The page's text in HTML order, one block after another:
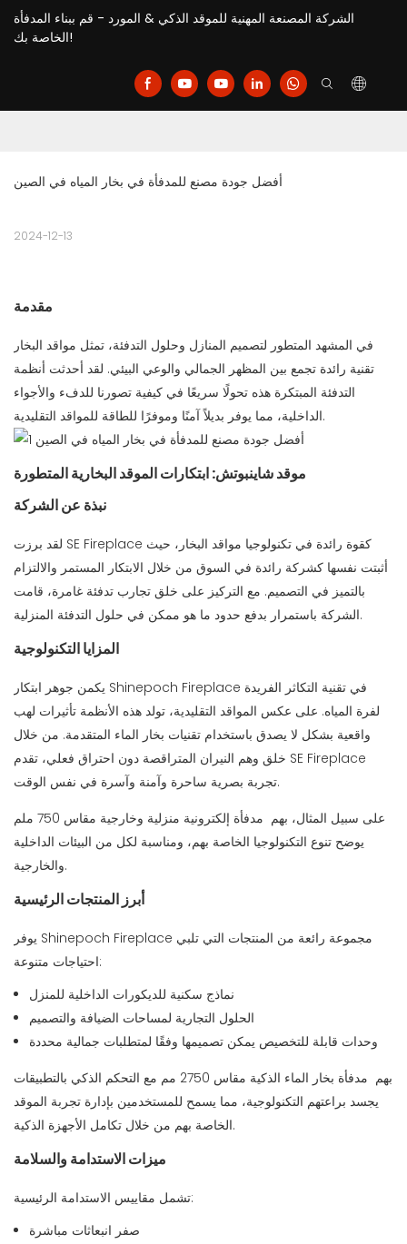
الشركة المصنعة المهنية للموقد الذكي & المورد - قم ببناء المدفأة
الخاصة بك!
أفضل جودة مصنع للمدفأة في بخار المياه في الصين
2024-12-13
مقدمة
في المشهد المتطور لتصميم المنازل وحلول التدفئة، تمثل مواقد البخار
تقنية رائدة تجمع بين المظهر الجمالي والوعي البيئي. لقد أحدثت أنظمة
التدفئة المبتكرة هذه تحولًا سريعًا في كيفية تصورنا للدفء والأجواء
الداخلية، مما يوفر بديلاً آمنًا وموفرًا للطاقة للمواقد التقليدية.
موقد شاينبوتش: ابتكارات الموقد البخارية المتطورة
نبذة عن الشركة
لقد برزت SE Fireplace كقوة رائدة في تكنولوجيا مواقد البخار، حيث
أثبتت نفسها كشركة رائدة في السوق من خلال الابتكار المستمر والالتزام
بالتميز في التصميم. مع التركيز على خلق تجارب تدفئة غامرة، قامت
الشركة باستمرار بدفع حدود ما هو ممكن في حلول التدفئة المنزلية.
المزايا التكنولوجية
يكمن جوهر ابتكار Shinepoch Fireplace في تقنية التكاثر الفريدة
لفرة المياه. على عكس المواقد التقليدية، تولد هذه الأنظمة تأثيرات لهب
واقعية بشكل لا يصدق باستخدام تقنيات بخار الماء المتقدمة. من خلال
خلق وهم النيران المتراقصة دون احتراق فعلي، تقدم SE Fireplace
تجربة بصرية ساحرة وآمنة وآسرة في نفس الوقت.
على سبيل المثال، بهم مدفأة إلكترونية منزلية وخارجية مقاس 750 ملم
يوضح تنوع التكنولوجيا الخاصة بهم، ومناسبة لكل من البيئات الداخلية
والخارجية.
أبرز المنتجات الرئيسية
يوفر Shinepoch Fireplace مجموعة رائعة من المنتجات التي تلبي
احتياجات متنوعة:
نماذج سكنية للديكورات الداخلية للمنزل
الحلول التجارية لمساحات الضيافة والتصميم
وحدات قابلة للتخصيص يمكن تصميمها وفقًا لمتطلبات جمالية محددة
بهم مدفأة بخار الماء الذكية مقاس 2750 مم مع التحكم الذكي بالتطبيقات
يجسد براعتهم التكنولوجية، مما يسمح للمستخدمين بإدارة تجربة الموقد
الخاصة بهم من خلال تكامل الأجهزة الذكية.
ميزات الاستدامة والسلامة
تشمل مقاييس الاستدامة الرئيسية:
صفر انبعاثات مباشرة